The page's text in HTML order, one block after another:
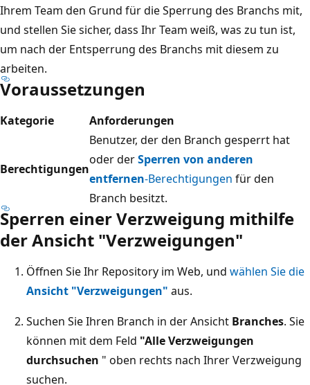
Ihrem Team den Grund für die Sperrung des Branchs mit,
und stellen Sie sicher, dass Ihr Team weiß, was zu tun ist,
um nach der Entsperrung des Branchs mit diesem zu
arbeiten.
Voraussetzungen
Kategorie Anforderungen
Berechtigungen
Benutzer, der den Branch gesperrt hat
oder derSperren von anderen
entfernen-Berechtigungen für den
Branch besitzt.
Sperren einer Verzweigung mithilfe
der Ansicht "Verzweigungen"
Öffnen Sie Ihr Repository im Web, und wählen Sie die
Ansicht "Verzweigungen" aus.
Suchen Sie Ihren Branch in der Ansicht Branches. Sie
können mit dem Feld "Alle Verzweigungen
durchsuchen " oben rechts nach Ihrer Verzweigung
suchen.